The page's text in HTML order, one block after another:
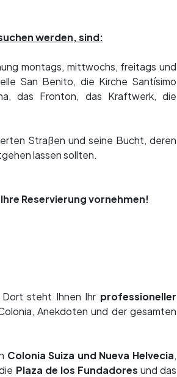
werden, sind:
montags, mittwochs, freitags und
San Benito, die Kirche Santísimo
das Fronton, das Kraftwerk, die
Straßen und seine Bucht, deren
lassen sollten.
Reservierung vornehmen!
Dort steht Ihnen Ihr professioneller
Anekdoten und der gesamten
Colonia Suiza und Nueva Helvecia,
Plaza de los Fundadores und das